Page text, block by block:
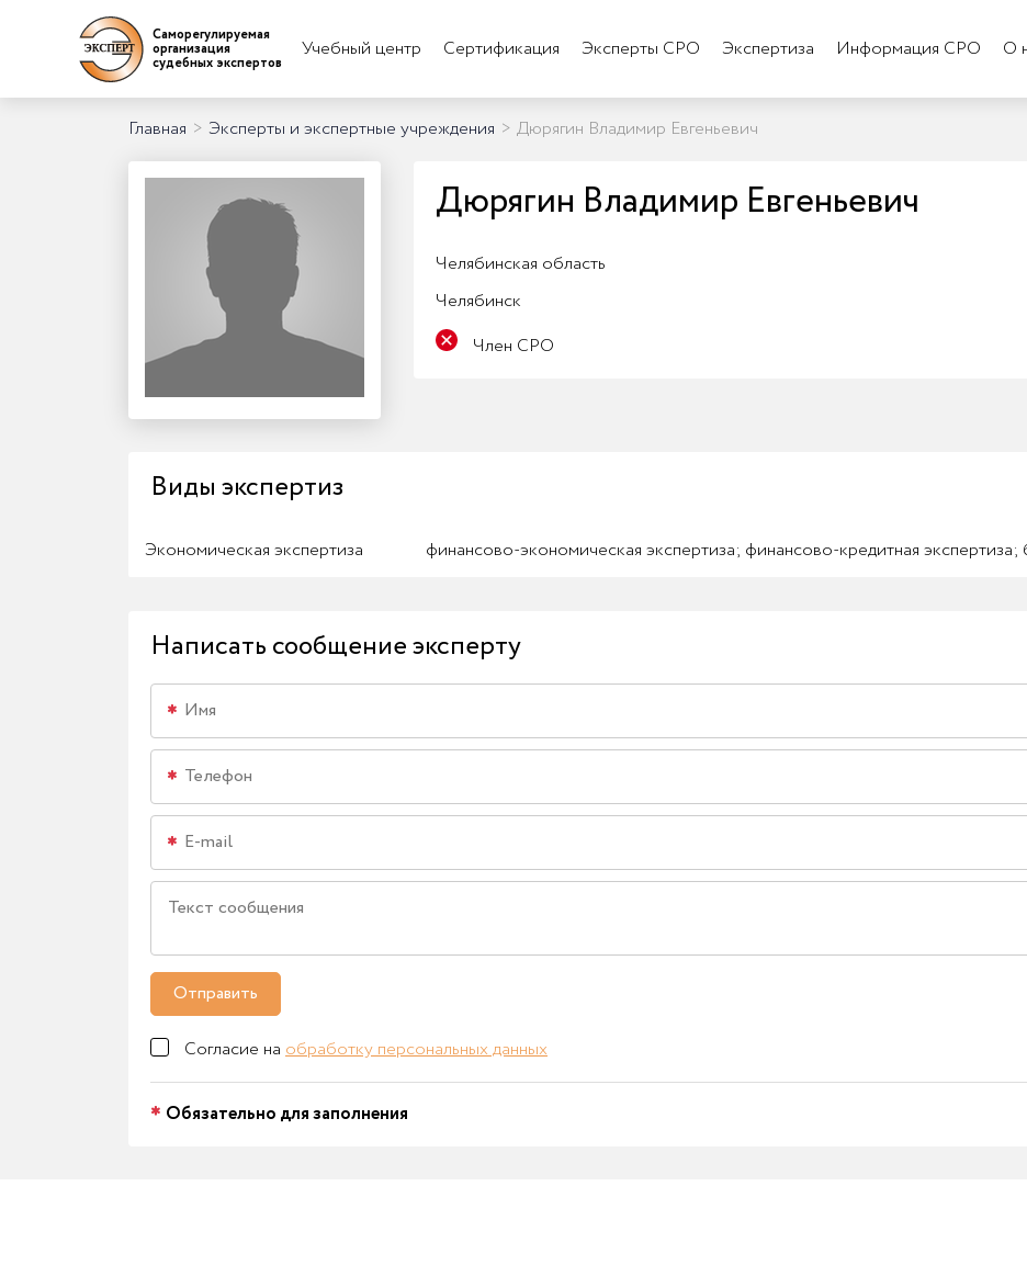
Саморегулируемая
организация
судебных экспертов
Учебный центр Сертификация Эксперты СРО Экспертиза Информация СРО О
Главная > Эксперты и экспертные учреждения > Дюрягин Владимир Евгеньевич
Дюрягин Владимир Евгеньевич
Челябинская область
Челябинск
Член СРО
Виды экспертиз
Экономическая экспертиза финансово-экономическая экспертиза; финансово-кредитная экспертиза;
Написать сообщение эксперту
Отправить
Согласие на обработку персональных данных
Обязательно для заполнения